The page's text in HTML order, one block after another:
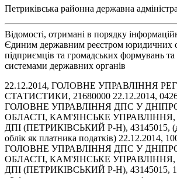
Петриківська районна державна
Відомості, отримані в порядку
Єдиним державним реєстром юридичних
підприємців та громадських формувань
системами державних органів
22.12.2014, ГОЛОВНЕ УПРАВЛІННЯ
СТАТИСТИКИ, 21680000 22.12.2014,
ГОЛОВНЕ УПРАВЛІННЯ ДПС У
ОБЛАСТІ, КАМ'ЯНСЬКЕ УПРАВЛІННЯ,
ДПІ (ПЕТРИКІВСЬКИЙ Р-Н), 43145015,
облік як платника податків) 22.12.2014,
ГОЛОВНЕ УПРАВЛІННЯ ДПС У
ОБЛАСТІ, КАМ'ЯНСЬКЕ УПРАВЛІННЯ,
ДПІ (ПЕТРИКІВСЬКИЙ Р-Н), 43145015, 1,